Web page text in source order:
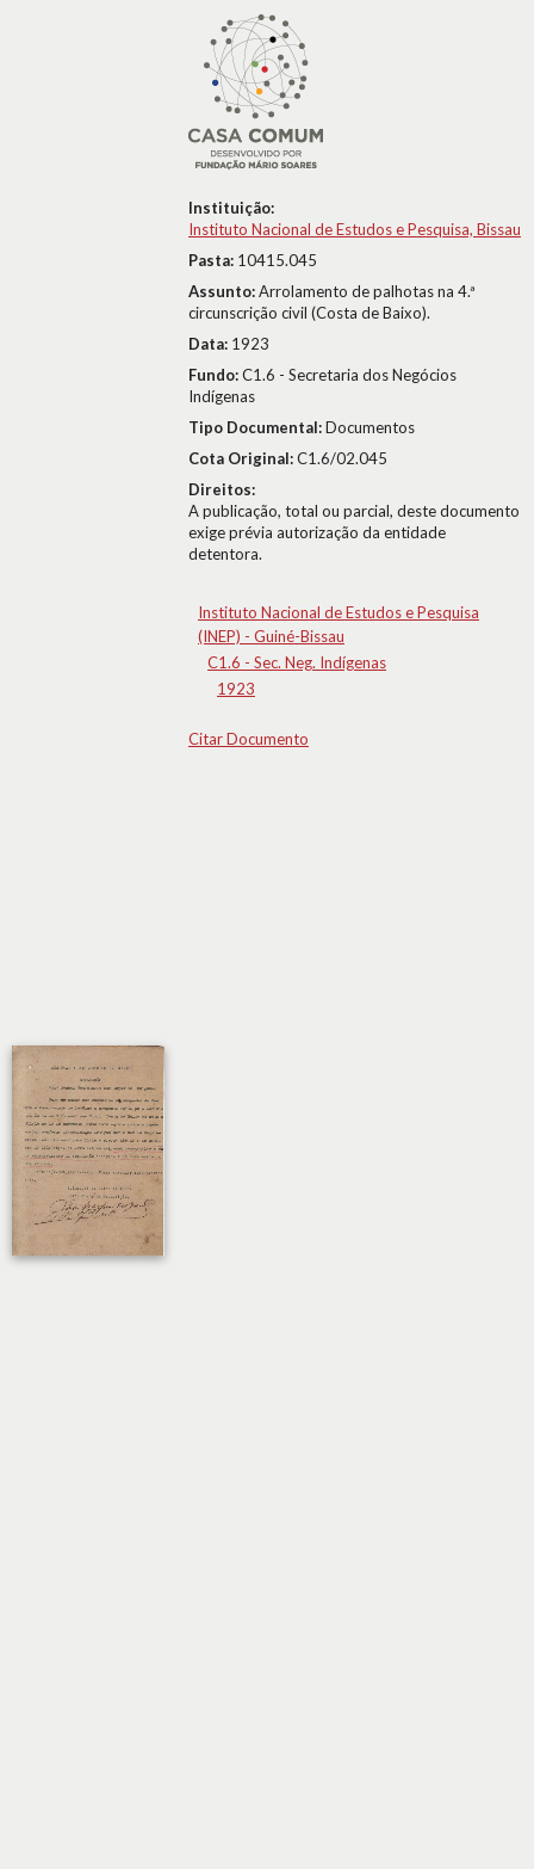
Instituição:
Instituto Nacional de Estudos e Pesquisa, Bissau
Pasta: 10415.045
Assunto:Arrolamento de palhotas na 4.ª
circunscrição civil (Costa de Baixo).
Data: 1923
Fundo:C1.6 - Secretaria dos Negócios
Indígenas
Tipo Documental:Documentos
Cota Original:C1.6/02.045
Direitos:
A publicação, total ou parcial, deste documento
exige prévia autorização da entidade
detentora.
Instituto Nacional de Estudos e Pesquisa
(INEP) - Guiné-Bissau
C1.6 - Sec. Neg. Indígenas
1923
Citar Documento